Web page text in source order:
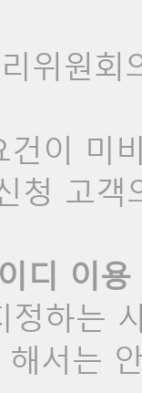
위원회
이 미
고객
디 이
정하는
서는